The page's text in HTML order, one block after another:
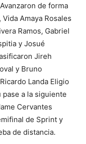
de forma
Amaya Rosales
Ramos, Gabriel
y Josué
Jireh
y Bruno
Landa Eligio
a la siguiente
Cervantes
de Sprint y
de distancia.